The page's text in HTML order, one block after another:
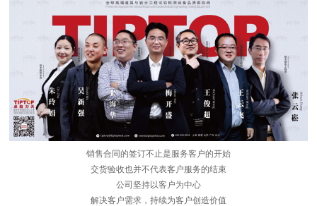
销售合同的签订不止是服务客户的开始
交货验收也并不代表客户服务的结束
公司坚持以客户为中心
解决客户需求，持续为客户创造价值